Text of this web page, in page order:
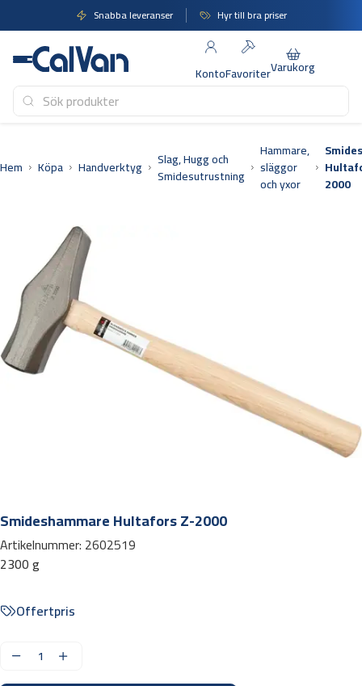
till
innehåll
Snabba leveranser Hyr till bra priser
KontoFavoriterVarukorg
Hem Köpa Handverktyg
Slag, Hugg och
Smidesutrustning
Hammare,
släggor
och yxor
2000
Smideshammare Hultafors Z-2000
Artikelnummer: 2602519
2300 g
Offertpris